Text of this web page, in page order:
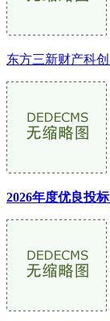
东方三新财产科
2026年度优良投